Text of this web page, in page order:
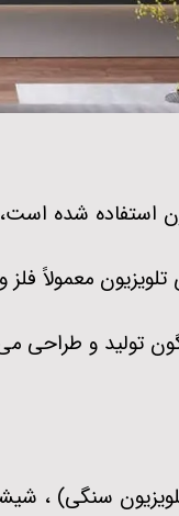
استفاده شده
تلویزیون
تولید و طراحی
سنگی) ،